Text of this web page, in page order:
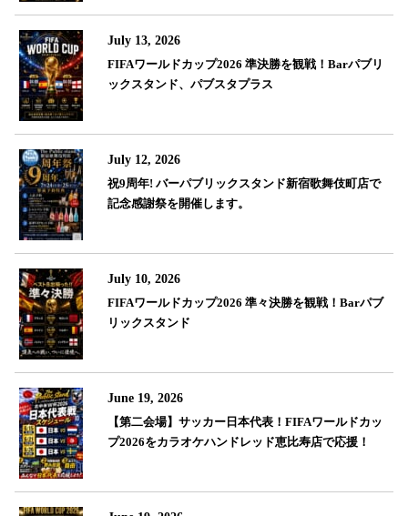
July 13, 2026
FIFAワールドカップ2026 準決勝を観戦！Barパブリ
ックスタンド、パブスタプラス
July 12, 2026
祝9周年! バーパブリックスタンド新宿歌舞伎町店で
記念感謝祭を開催します。
July 10, 2026
FIFAワールドカップ2026 準々決勝を観戦！Barパブ
リックスタンド
June 19, 2026
【第二会場】サッカー日本代表！FIFAワールドカッ
プ2026をカラオケハンドレッド恵比寿店で応援！